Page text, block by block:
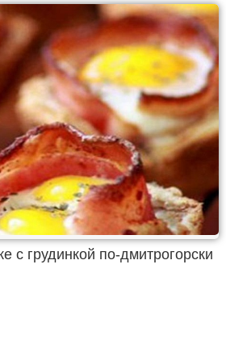
с грудинкой по-дмитрогорски